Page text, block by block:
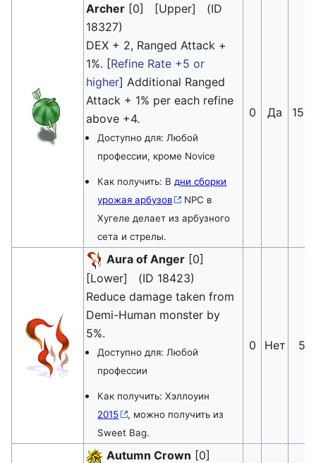
Archer [0] [Upper] (ID
18327)
DEX + 2, Ranged Attack +
1%. [Refine Rate +5 or
higher] Additional Ranged
Attack + 1% per each refine
above +4.
Доступно для: Любой
профессии, кроме Novice
Как получить: В дни сборки
урожая арбузов
NPC в
Хугеле делает из арбузного
сета и стрелы.
0 Да 150
Aura of Anger [0]
[Lower] (ID 18423)
Reduce damage taken from
Demi-Human monster by
5%.
Доступно для: Любой
профессии
Как получить: Хэллоуин
2015
, можно получить из
Sweet Bag.
0 Нет 5
Autumn Crown [0]